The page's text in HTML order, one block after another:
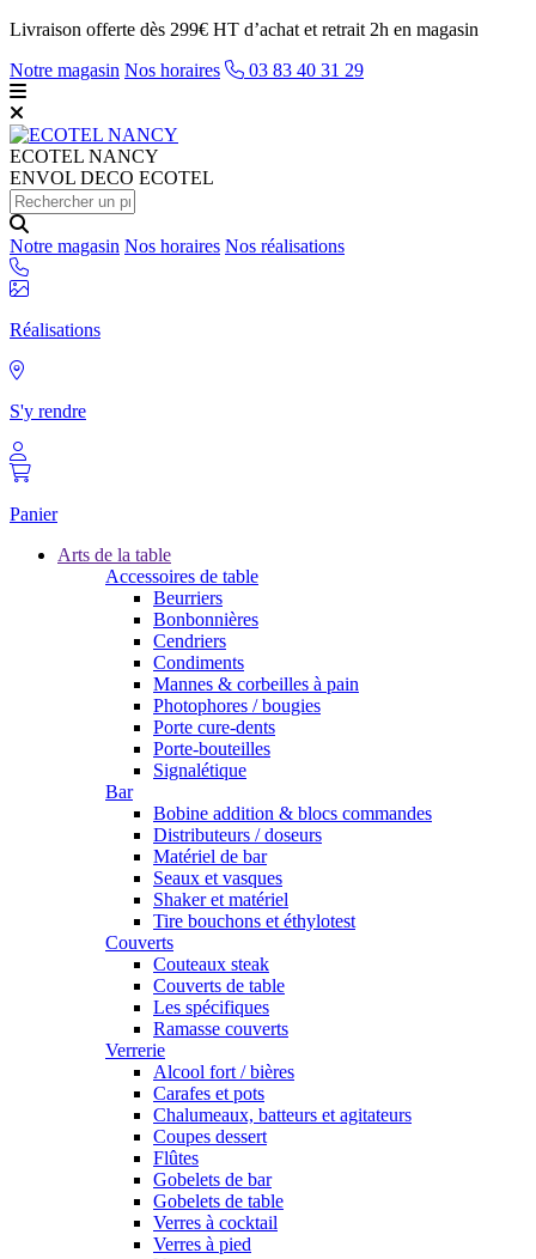
Livraison offerte dès 299€ HT d’achat et retrait 2h en magasin
Notre magasin Nos horaires 03 83 40 31 29
ECOTEL NANCY
ENVOL DECO ECOTEL
Notre magasin Nos horaires Nos réalisations
Réalisations
S'y rendre
Panier
Arts de la table
Accessoires de table
Beurriers
Bonbonnières
Cendriers
Condiments
Mannes & corbeilles à pain
Photophores / bougies
Porte cure-dents
Porte-bouteilles
Signalétique
Bar
Bobine addition & blocs commandes
Distributeurs / doseurs
Matériel de bar
Seaux et vasques
Shaker et matériel
Tire bouchons et éthylotest
Couverts
Couteaux steak
Couverts de table
Les spécifiques
Ramasse couverts
Verrerie
Alcool fort / bières
Carafes et pots
Chalumeaux, batteurs et agitateurs
Coupes dessert
Flûtes
Gobelets de bar
Gobelets de table
Verres à cocktail
Verres à pied